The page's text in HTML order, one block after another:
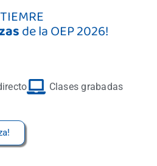
de la OEP 2026!
Clases grabadas